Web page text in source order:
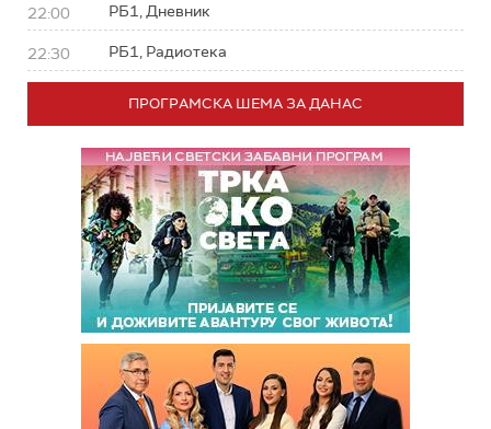
22:00 РБ1, Дневник
22:30 РБ1, Радиотека
ПРОГРАМСКА ШЕМА ЗА ДАНАС